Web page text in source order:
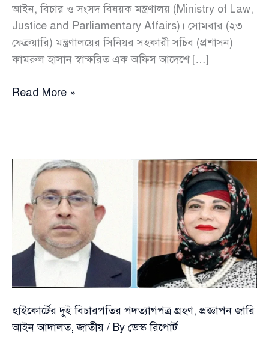
আইন, বিচার ও সংসদ বিষয়ক মন্ত্রণালয় (Ministry of Law,
Justice and Parliamentary Affairs)। সোমবার (২৩
ফেব্রুয়ারি) মন্ত্রণালয়ের সিনিয়র সহকারী সচিব (প্রশাসন)
কামরুল হাসান স্বাক্ষরিত এক অফিস আদেশে […]
অফিসে
নিয়ে
কঠোর
বার্তা:
সরকারি
চাকরিজীবীদের
নতুন
নির্দেশনা
Read More »
হাইকোর্টের দুই বিচারপতির পদত্যাগপত্র গ্রহণ, প্রজ্ঞাপন জারি
আইন আদালত,জাতীয় / By ডেস্ক রিপোর্ট